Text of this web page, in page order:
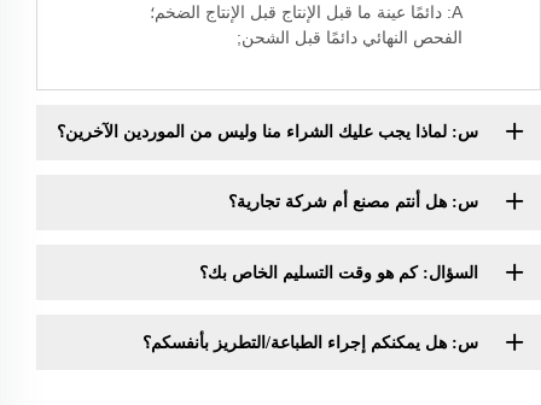
A: دائمًا عينة ما قبل الإنتاج قبل الإنتاج الضخم؛
الفحص النهائي دائمًا قبل الشحن;
س: لماذا يجب عليك الشراء منا وليس من الموردين الآخرين؟
س: هل أنتم مصنع أم شركة تجارية؟
السؤال: كم هو وقت التسليم الخاص بك؟
س: هل يمكنكم إجراء الطباعة/التطريز بأنفسكم؟